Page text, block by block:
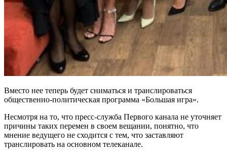
Вместо нее теперь будет сниматься и транслироваться
общественно-политическая программа «Большая игра».
Несмотря на то, что пресс-служба Первого канала не уточняет
причины таких перемен в своем вещании, понятно, что
мнение ведущего не сходится с тем, что заставляют
транслировать на основном телеканале.